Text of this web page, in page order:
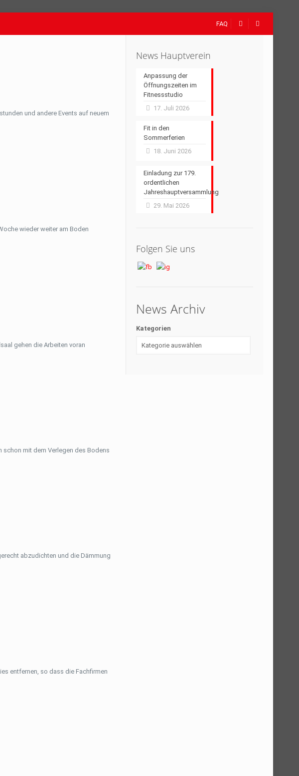
FAQ
und andere Events auf neuem
wieder weiter am Boden
gehen die Arbeiten voran
schon mit dem Verlegen des Bodens
abzudichten und die Dämmung
entfernen, so dass die Fachfirmen
News Hauptverein
Anpassung der
Öffnungszeiten im
Fitnessstudio
17. Juli 2026
Fit in den
Sommerferien
18. Juni 2026
Einladung zur 179.
ordentlichen
Jahreshauptversammlung
29. Mai 2026
Folgen Sie uns
News Archiv
Kategorien